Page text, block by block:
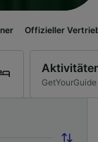
Vertriebspartner
GetYourGuide